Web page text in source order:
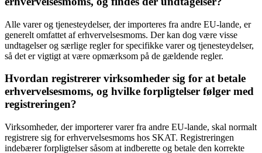
Alle varer og tjenesteydelser, der importeres fra andre EU-lande, er
generelt omfattet af erhvervelsesmoms. Der kan dog være visse
undtagelser og særlige regler for specifikke varer og tjenesteydelser,
så det er vigtigt at være opmærksom på de gældende regler.
Hvordan registrerer virksomheder sig for at betale
erhvervelsesmoms, og hvilke forpligtelser følger med
registreringen?
Virksomheder, der importerer varer fra andre EU-lande, skal normalt
registrere sig for erhvervelsesmoms hos SKAT. Registreringen
indebærer forpligtelser såsom at indberette og betale den korrekte